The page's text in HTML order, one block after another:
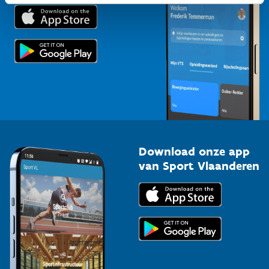
Trainers en begeleiders
Topsporters
Voor de pers
Download onze app
van Sport Vlaanderen